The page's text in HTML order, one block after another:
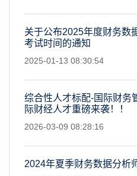
关于公布2025年度财务数
考试时间的通知
2025-01-13 08:30:54
综合性人才标配-国际财务
际财经人才重磅来袭！！
2026-03-09 08:28:16
2024年夏季财务数据分析